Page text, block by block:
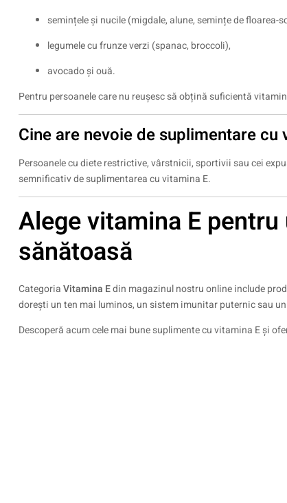
semințele și nucile (migdale, alune, semințe de floarea-
legumele cu frunze verzi (spanac, broccoli),
avocado și ouă.
Pentru persoanele care nu reușesc să obțină suficientă
Cine are nevoie de suplimentare cu
Persoanele cu diete restrictive, vârstnicii, sportivii sau cei
semnificativ de suplimentarea cu vitamina E.
Alege vitamina E
sănătoasă
CategoriaVitamina Edin magazinul nostru online include
dorești un ten mai luminos, un sistem imunitar puternic sau
Descoperă acum cele mai bune suplimente cu vitamina E și